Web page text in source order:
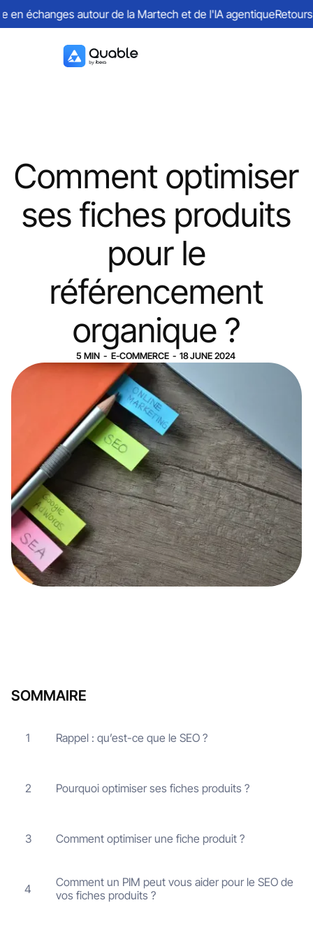
Comment optimiser
ses fiches produits
pour le
référencement
organique ?
5 MIN - E-COMMERCE - 18JUNE 2024
SOMMAIRE
1 Rappel : qu’est-ce que le SEO ?
2 Pourquoi optimiser ses fiches produits ?
3 Comment optimiser une fiche produit ?
4
Comment un PIM peut vous aider pour le SEO de
vos fiches produits ?
échanges autour de la Martech et de l'IA agentiqueRetours